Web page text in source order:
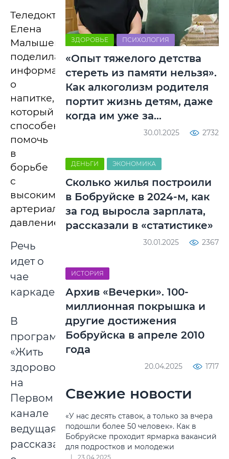
Теледоктор
Елена
Малышева
поделилась
информацией
о
напитке,
который
способен
помочь
в
борьбе
с
высоким
артериальным
давлением.
Речь
идет о
чае
каркаде.
В
программе
«Жить
здорово!»
на
Первом
канале
ведущая
рассказала
ЗДОРОВЬЕ ПСИХОЛОГИЯ
«Опыт тяжелого детства
стереть из памяти нельзя».
Как алкоголизм родителя
портит жизнь детям, даже
когда им уже за…
30.01.2025 2732
ДЕНЬГИ ЭКОНОМИКА
Сколько жилья построили
в Бобруйске в 2024-м, как
за год выросла зарплата,
рассказали в «статистике»
30.01.2025 2367
ИСТОРИЯ
Архив «Вечерки». 100-
миллионная покрышка и
другие достижения
Бобруйска в апреле 2010
года
20.04.2025 1717
Свежие новости
«У нас десять ставок, а только за вчера
подошли более 50 человек». Как в
Бобруйске проходит ярмарка вакансий
для подростков и молодежи
23.04.2025